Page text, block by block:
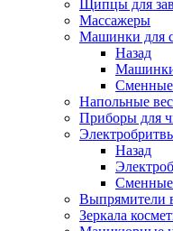
Щипцы для
Массажеры
Машинки для
Назад
Машинки
Сменные
Напольные
Приборы для
Назад
Сменные
Выпрямители
Зеркала